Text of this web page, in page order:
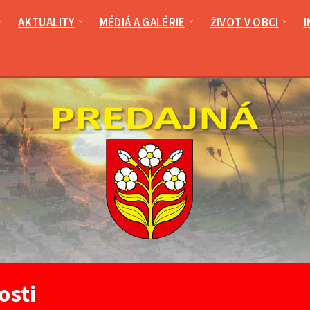
AKTUALITY MÉDIÁ A GALÉRIE ŽIVOT V OBCI